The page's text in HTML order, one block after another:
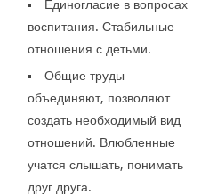
Единогласие в вопросах
воспитания. Стабильные
отношения с детьми.
Общие труды
объединяют, позволяют
создать необходимый вид
отношений. Влюбленные
учатся слышать, понимать
друг друга.